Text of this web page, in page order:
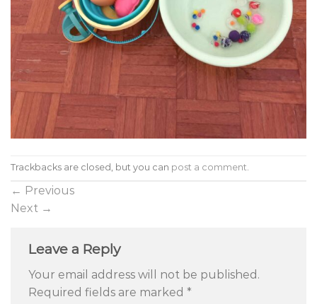
Trackbacks are closed, but you can post a comment
← Previous
Next →
Leave a Reply
Your email address will not be published.
Required fields are marked *